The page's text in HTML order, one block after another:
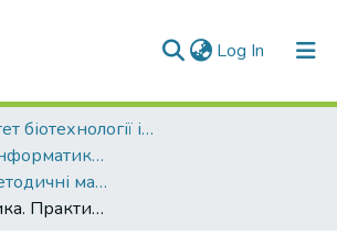
Log In (current)
Факультет біотехнології і біотехніки (ФБТ)
Кафедра біоінформатики (КБ)
Навчально-методичні матеріали (КБ)
Біоінформатика. Практикум